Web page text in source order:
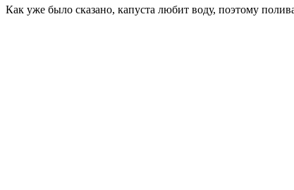
Как уже было сказано, капуста любит воду, поэтому